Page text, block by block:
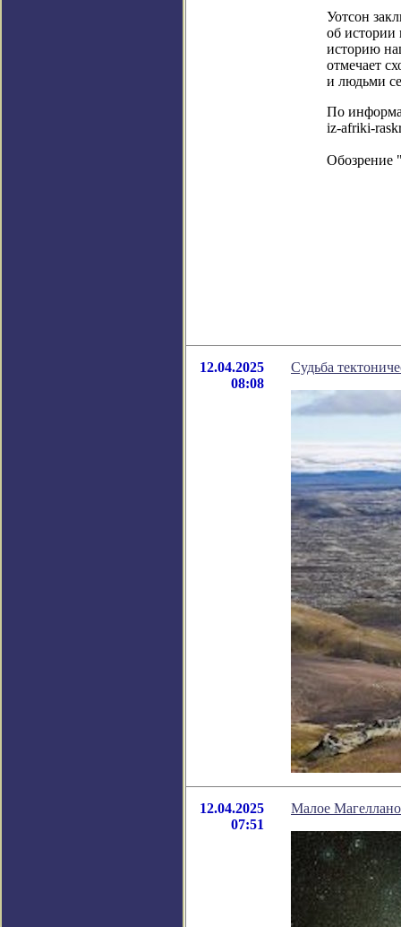
Уотсон
об истории
историю
отмечает
и людьми
По
iz-afriki-
Обозрение
12.04.2025
08:08
Судьба
12.04.2025
07:51
Малое